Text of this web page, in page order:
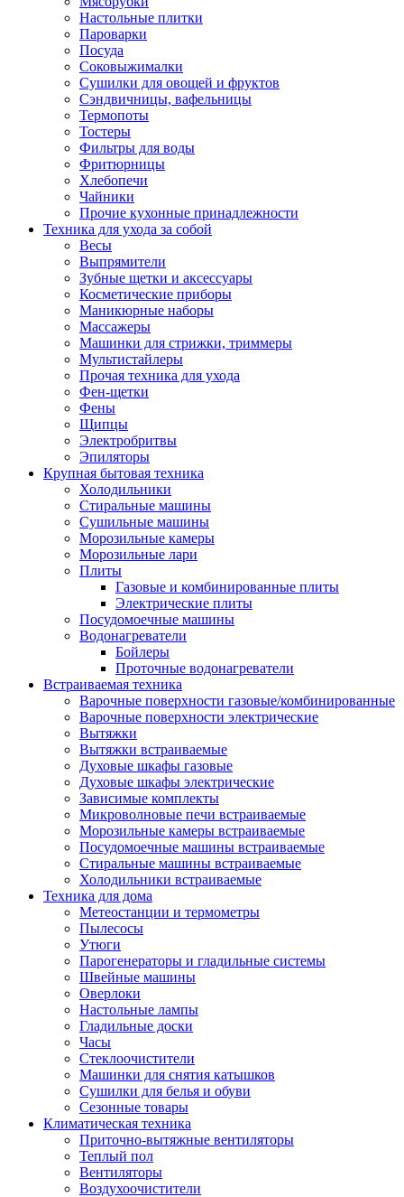
Зависимые комплекты
Посудомоечные машины встраиваемые
Стиральные машины встраиваемые
Холодильники встраиваемые
Техника для дома
Пылесосы
Утюги
Оверлоки
Настольные лампы
Часы
Стеклоочистители
Машинки для снятия катышков
Сушилки для белья и обуви
Климатическая техника
Приточно-вытяжные вентиляторы
Теплый пол
Обогреватели
Тепловентиляторы
Тепловые завесы
Тепловые пушки
Увлажнители
Радиаторы
Медицинская техника
Назальные аспираторы
Стетоскопы
Термометры
Тонометры
Электрические грелки
Аудио-видео техника
Аксессуары для аудио-видео техники
Кабели для аудио и видео
Кронштейны для акустики
Магнитолы
Музыкальные центры
Диктофоны
Домашние кинотеатры
Игровые приставки и аксессуары
Аксессуары к игровым
Музыкальные инструменты
Аксессуары эми
Ди-джейское оборудование
Плееры blu-ray и dvd
Проекционное оборудование
Аксессуары для проекционного
Интерактивные доски
Кронштейны для проекторов
Проекторы
Экраны
Магнитно-маркерные доски
Радиобудильники
Радиоприемники
Саундбары
Системы и компоненты hi-fi
Компоненты hi-fi
Настольные плитки
Пароварки
Посуда
Соковыжималки
Сушилки для овощей и фруктов
Сэндвичницы, вафельницы
Термопоты
Тостеры
Фильтры для воды
Фритюрницы
Хлебопечи
Чайники
Прочие кухонные принадлежности
Техника для ухода за собой
Весы
Выпрямители
Зубные щетки и аксессуары
Косметические приборы
Маникюрные наборы
Массажеры
Машинки для стрижки, триммеры
Мультистайлеры
Прочая техника для ухода
Фен-щетки
Фены
Щипцы
Электробритвы
Эпиляторы
Крупная бытовая техника
Холодильники
Стиральные машины
Сушильные машины
Морозильные камеры
Морозильные лари
Плиты
Газовые и комбинированные плиты
Электрические плиты
Посудомоечные машины
Водонагреватели
Бойлеры
Проточные водонагреватели
Встраиваемая техника
Варочные поверхности газовые/комбинированные
Варочные поверхности электрические
Вытяжки
Вытяжки встраиваемые
Духовые шкафы газовые
Духовые шкафы электрические
Зависимые комплекты
Микроволновые печи встраиваемые
Морозильные камеры встраиваемые
Посудомоечные машины встраиваемые
Стиральные машины встраиваемые
Холодильники встраиваемые
Техника для дома
Метеостанции и термометры
Пылесосы
Утюги
Парогенераторы и гладильные системы
Швейные машины
Оверлоки
Настольные лампы
Гладильные доски
Часы
Стеклоочистители
Машинки для снятия катышков
Сушилки для белья и обуви
Сезонные товары
Климатическая техника
Приточно-вытяжные вентиляторы
Теплый пол
Вентиляторы
Воздухоочистители